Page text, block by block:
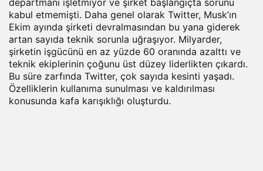
departmanı işletmiyor ve şirket başlangıçta sorunu
kabul etmemişti. Daha genel olarak Twitter, Musk’ın
Ekim ayında şirketi devralmasından bu yana giderek
artan sayıda teknik sorunla uğraşıyor. Milyarder,
şirketin işgücünü en az yüzde 60 oranında azalttı ve
teknik ekiplerinin çoğunu üst düzey liderlikten çıkardı.
Bu süre zarfında Twitter, çok sayıda kesinti yaşadı.
Özelliklerin kullanıma sunulması ve kaldırılması
konusunda kafa karışıklığı oluşturdu.